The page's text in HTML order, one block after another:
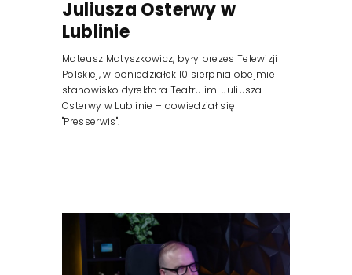
Juliusza Osterwy w
Lublinie
Mateusz Matyszkowicz, były prezes Telewizji
Polskiej, w poniedziałek 10 sierpnia obejmie
stanowisko dyrektora Teatru im. Juliusza
Osterwy w Lublinie – dowiedział się
"Presserwis".